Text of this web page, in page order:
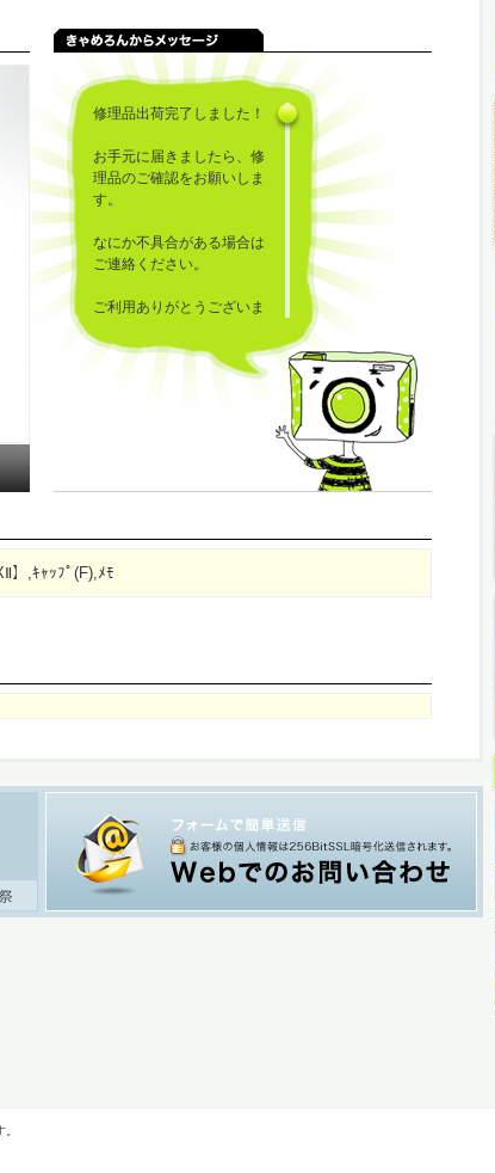
修理品出荷完了しました！
お手元に届きましたら、修
理品のご確認をお願いしま
す。
なにか不具合がある場合は
ご連絡ください。
ご利用ありがとうございま
】,ｷｬｯﾌﾟ(F),ﾒﾓ